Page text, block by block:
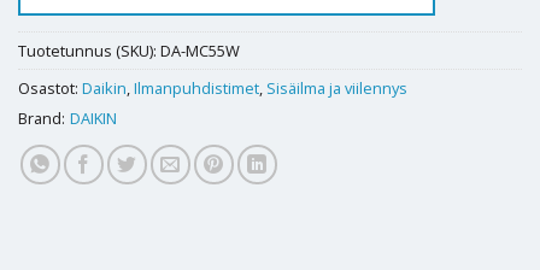
Tuotetunnus (SKU): DA-MC55W
Osastot: Daikin,Ilmanpuhdistimet, Sisäilma ja viilennys
Brand: DAIKIN